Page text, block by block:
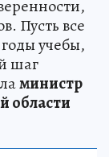
Пусть все
учебы,
шаг
министр
области